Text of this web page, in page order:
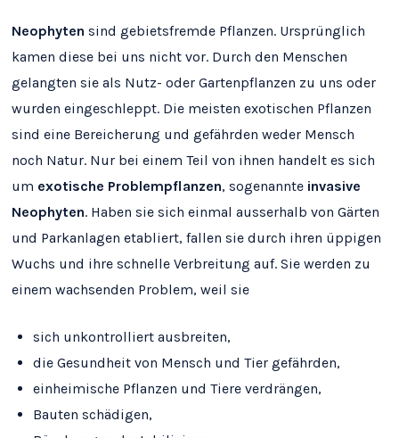
Neophytensind gebietsfremde Pflanzen. Ursprünglich
kamen diese bei uns nicht vor. Durch den Menschen
gelangten sie als Nutz- oder Gartenpflanzen zu uns oder
wurden eingeschleppt. Die meisten exotischen Pflanzen
sind eine Bereicherung und gefährden weder Mensch
noch Natur. Nur bei einem Teil von ihnen handelt es sich
um exotische Problempflanzen, sogenannte invasive
Neophyten. Haben sie sich einmal ausserhalb von Gärten
und Parkanlagen etabliert, fallen sie durch ihren üppigen
Wuchs und ihre schnelle Verbreitung auf. Sie werden zu
einem wachsenden Problem, weil sie
sich unkontrolliert ausbreiten,
die Gesundheit von Mensch und Tier gefährden,
einheimische Pflanzen und Tiere verdrängen,
Bauten schädigen,